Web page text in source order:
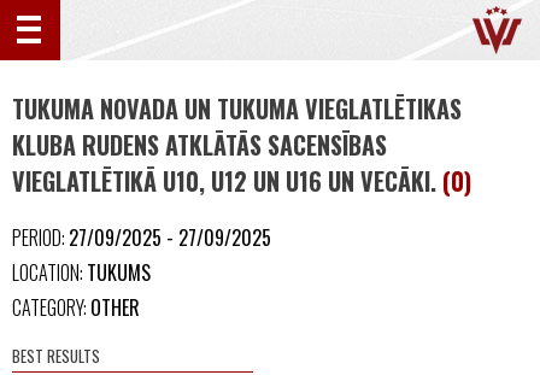
TUKUMA NOVADA UN TUKUMA VIEGLATLĒTIKAS
KLUBA RUDENS ATKLĀTĀS SACENSĪBAS
VIEGLATLĒTIKĀ U10, U12 UN U16 UN VECĀKI. (0)
PERIOD: 27/09/2025 - 27/09/2025
LOCATION: TUKUMS
CATEGORY: OTHER
BEST RESULTS